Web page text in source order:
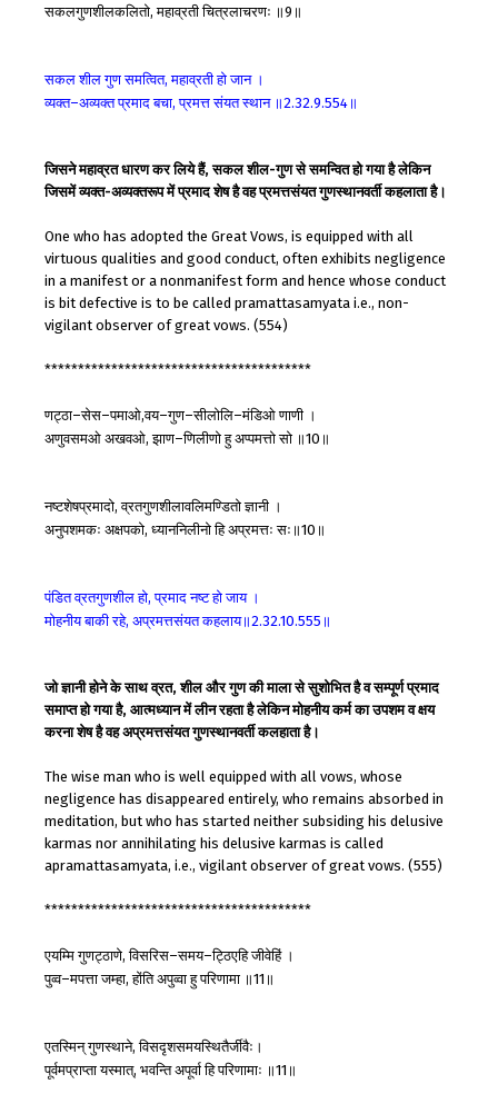
सकलगुणशीलकलितो,महाव्रतीचित्रलाचरणः ॥9 ॥
सकलशीलगुणसमत्वित,महाव्रतीहोजान ।
व्यक्त–अव्यक्तप्रमादबचा,प्रमत्तसंयतस्थान ॥2.32.9.554 ॥
जिसने महाव्रत धारण कर लिये हैं, सकल शील-गुण से समन्वित हो गया है लेकिन
जिसमें व्यक्त-अव्यक्तरूप में प्रमाद शेष है वह प्रमत्तसंयत गुणस्थानवर्ती कहलाता है।
One who has adopted the Great Vows, is equipped with all
virtuous qualities and good conduct, often exhibits negligence
in a manifest or a nonmanifest form and hence whose conduct
is bit defective is to be called pramattasamyata i.e., non-
vigilant observer of great vows. (554)
****************************************
णट्ठा–सेस–पमाओ,वय–गुण–सीलोलि–मंडिओणाणी ।
अणुवसमओअखवओ,झाण–णिलीणोहुअप्पमत्तोसो ॥10 ॥
नष्टशेषप्रमादो,व्रतगुणशीलावलिमण्डितोज्ञानी ।
अनुपशमकः अक्षपको, ध्याननिलीनोहिअप्रमत्तः सः॥10 ॥
पंडितव्रतगुणशीलहो,प्रमादनष्टहोजाय ।
मोहनीयबाकीरहे, अप्रमत्तसंयतकहलाय॥2.32.10.555 ॥
जो ज्ञानी होने के साथ व्रत, शील और गुण की माला से सुशोभित है व सम्पूर्ण प्रमाद
समाप्त हो गया है, आत्मध्यान में लीन रहता है लेकिन मोहनीय कर्म का उपशम व क्षय
करना शेष है वह अप्रमत्तसंयत गुणस्थानवर्ती कलहाता है।
The wise man who is well equipped with all vows, whose
negligence has disappeared entirely, who remains absorbed in
meditation, but who has started neither subsiding his delusive
karmas nor annihilating his delusive karmas is called
apramattasamyata, i.e., vigilant observer of great vows. (555)
****************************************
एयम्मिगुणट्ठाणे,विसरिस–समय–ट्ठिएहिजीवेहिं ।
पुव्व–मपत्ताजम्हा,होंतिअपुव्वाहुपरिणामा ॥11 ॥
एतस्मिन्गुणस्थाने,विसदृशसमयस्थितैर्जीवैः।
पूर्वमप्राप्तायस्मात्, भवन्तिअपूर्वाहिपरिणामाः ॥11 ॥